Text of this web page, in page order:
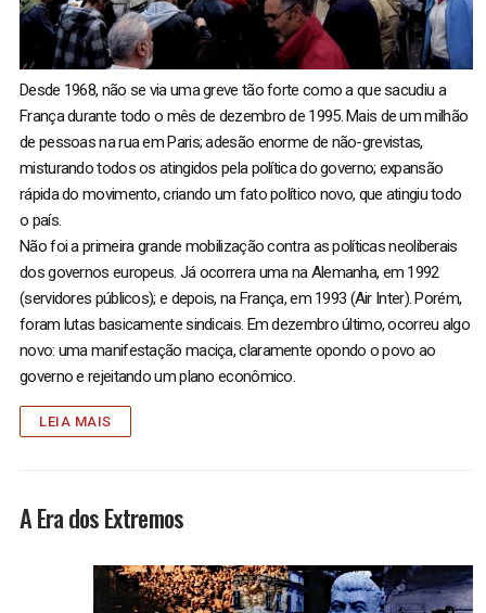
Desde 1968, não se via uma greve tão forte como a que sacudiu a
França durante todo o mês de dezembro de 1995. Mais de um milhão
de pessoas na rua em Paris; adesão enorme de não-grevistas,
misturando todos os atingidos pela política do governo; expansão
rápida do movimento, criando um fato político novo, que atingiu todo
o país.
Não foi a primeira grande mobilização contra as políticas neoliberais
dos governos europeus. Já ocorrera uma na Alemanha, em 1992
(servidores públicos); e depois, na França, em 1993 (Air Inter). Porém,
foram lutas basicamente sindicais. Em dezembro último, ocorreu algo
novo: uma manifestação maciça, claramente opondo o povo ao
governo e rejeitando um plano econômico.
LEIA MAIS
A Era dos Extremos